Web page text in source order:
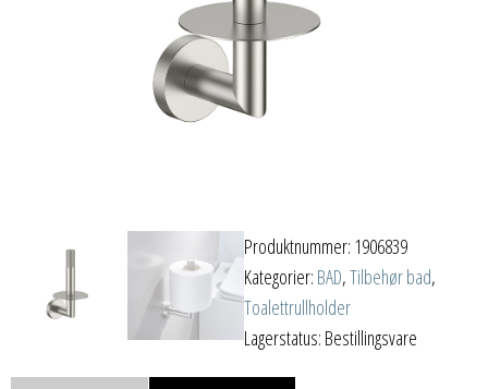
Produktnummer: 1906839
Kategorier: BAD,Tilbehør bad,
Toalettrullholder
Lagerstatus: Bestillingsvare